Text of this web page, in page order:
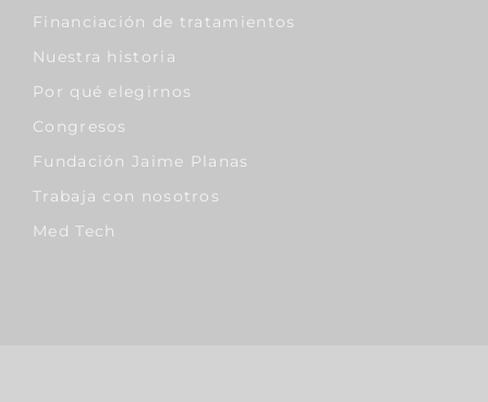
Financiación de tratamientos
Nuestra historia
Por qué elegirnos
Congresos
Fundación Jaime Planas
Trabaja con nosotros
Med Tech